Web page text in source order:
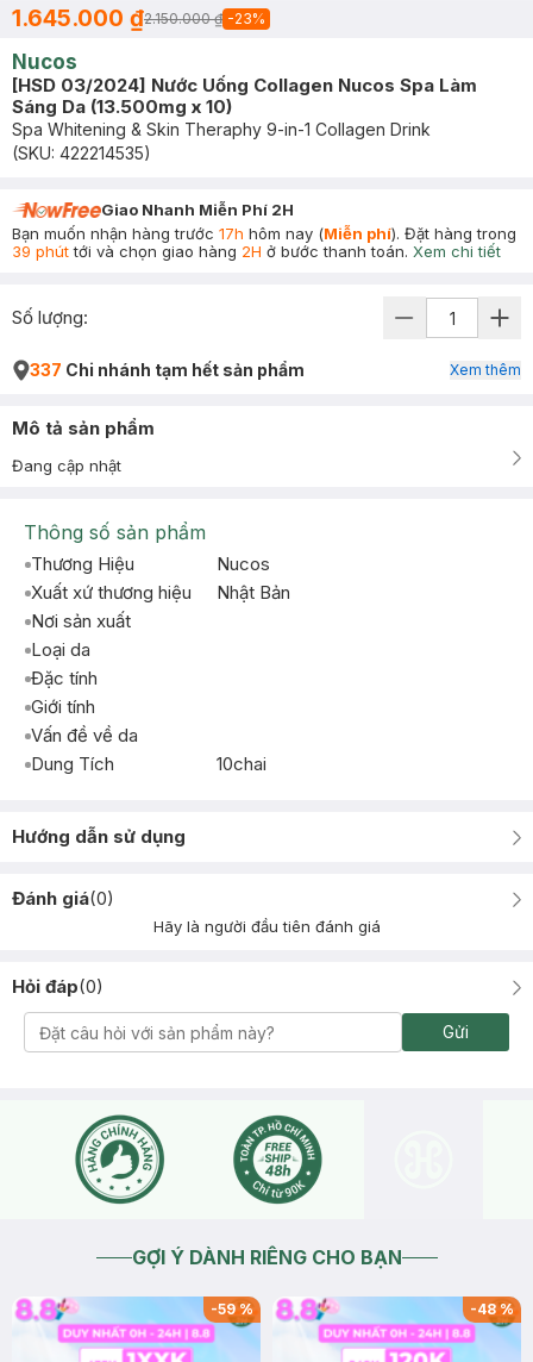
1.645.000 ₫2.150.000 ₫ -23%
Nucos
[HSD 03/2024] Nước Uống Collagen Nucos Spa Làm
Sáng Da (13.500mg x 10)
Spa Whitening & Skin Theraphy 9-in-1 Collagen Drink
(SKU: 422214535)
Giao Nhanh Miễn Phí 2H
Bạn muốn nhận hàng trước 17h hôm nay (Miễn phí). Đặt hàng trong
39 phúttới và chọn giao hàng 2H ở bước thanh toán. Xem chi tiết
Số lượng:
337 Chi nhánh tạm hết sản phẩm Xem thêm
Mô tả sản phẩm
Đang cập nhật
Thông số sản phẩm
Thương Hiệu
Nucos
Xuất xứ thương hiệu
Nhật Bản
Nơi sản xuất
Loại da
Đặc tính
Giới tính
Vấn đề về da
Dung Tích
10chai
Hướng dẫn sử dụng
Đánh giá(0)
Hãy là người đầu tiên đánh giá
Hỏi đáp(0)
Gửi
GỢI Ý DÀNH RIÊNG CHO BẠN
-59% -48%